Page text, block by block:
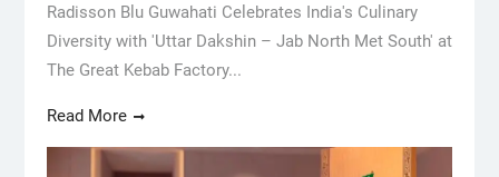
Radisson Blu Guwahati Celebrates India's Culinary
Diversity with 'Uttar Dakshin – Jab North Met South' at
The Great Kebab Factory...
Read More